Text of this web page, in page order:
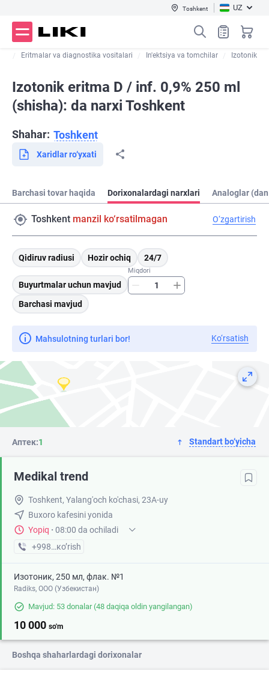
Toshkent UZ
Eritmalar va diagnostika vositalari In'ektsiya va tomchilar Izotonik
Izotonik eritma D / inf. 0,9% 250 ml
(shisha): da narxi Toshkent
Shahar: Toshkent
Xaridlar ro‘yxati
Barchasi tovar haqida Dorixonalardagi narxlari Analoglar
Toshkent manzil ko‘rsatilmagan O‘zgartirish
Qidiruv radiusi Hozir ochiq 24/7
Buyurtmalar uchun mavjud
Miqdori
Barchasi mavjud
Mahsulotning turlari bor! Ko‘rsatish
Аптек:1 Standart bo‘yicha
Medikal trend
Toshkent, Yalang'och ko'chasi, 23A-uy
Buxoro kafesini yonida
Yopiq · 08:00 da ochiladi
+998 (95) XXX-XX-XX
кo’rish
Изотоник, 250 мл, флак. №1
Radiks, ООО (Узбекистан)
Mavjud: 53 donalar(48 daqiqa oldin yangilangan)
10 000 so'm
Boshqa shaharlardagi dorixonalar